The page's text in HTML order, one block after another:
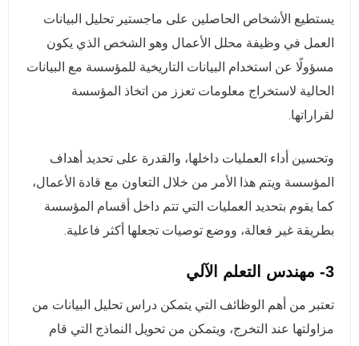
يستطيع الأشخاص الحاصلين على ماجستير تحليل البيانات
العمل في وظيفة محلل الأعمال وهو الشخص الذي يكون
مسؤولًا عن استخدام البيانات التاريخية للمؤسسة مع البيانات
الحالية لاستخراج معلومات تعزز من اتخاذ المؤسسة
لقراراتها.
وتحسين أداء العمليات داخلها، والقدرة على تحديد أهداف
المؤسسة ويتم هذا الأمر من خلال التعاون مع قادة الأعمال،
كما يقوم بتحديد العمليات التي تتم داخل أقسام المؤسسة
بطريقة غير فعالة، ووضع توصيات تجعلها أكثر فاعلية.
3- مهندس التعلم الآلي
تعتبر من أهم الوظائف التي يتمكن دراس تحليل البيانات من
مزاولتها عند التخرج، ويتمكن من تحويل النماذج التي قام